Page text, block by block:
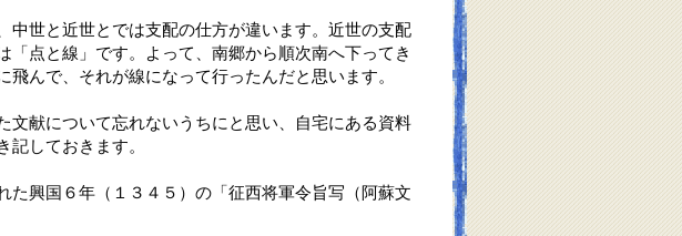
世と近世とでは支配の仕方が違います。近世の支配
「点と線」です。よって、南郷から順次南へ下ってき
んで、それが線になって行ったんだと思います。
献について忘れないうちにと思い、自宅にある資料
しておきます。
興国６年（１３４５）の「征西将軍令旨写（阿蘇文